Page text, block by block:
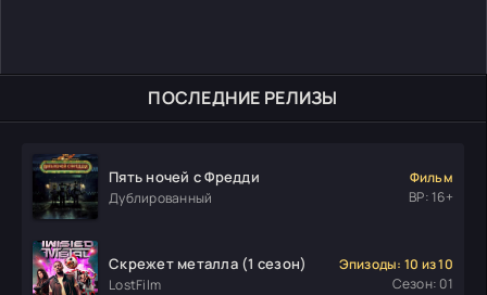
ПОСЛЕДНИЕ РЕЛИЗЫ
Пять ночей с Фредди
Дублированный
Фильм
ВР: 16+
Скрежет металла (1 сезон)
LostFilm
Эпизоды: 10 из 10
Сезон: 01